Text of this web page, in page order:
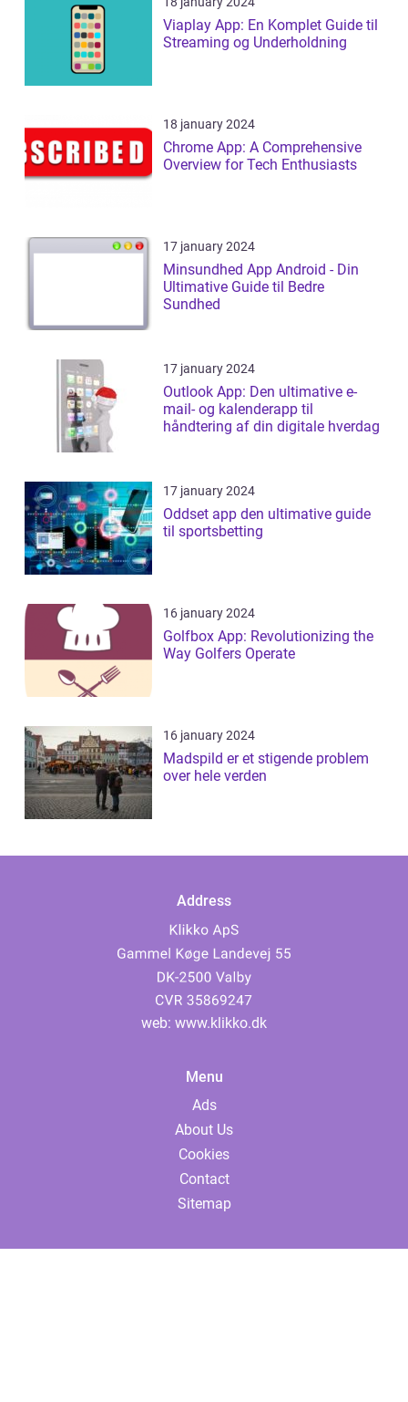
Viaplay App: En Komplet Guide til
Streaming og Underholdning
18 january 2024
Chrome App: A Comprehensive
Overview for Tech Enthusiasts
17 january 2024
Minsundhed App Android - Din
Ultimative Guide til Bedre
Sundhed
17 january 2024
Outlook App: Den ultimative e-
mail- og kalenderapp til
håndtering af din digitale hverdag
17 january 2024
Oddset app den ultimative guide
til sportsbetting
16 january 2024
Golfbox App: Revolutionizing the
Way Golfers Operate
16 january 2024
Madspild er et stigende problem
over hele verden
Address
web: www.klikko.dk
Menu
Ads
About Us
Cookies
Contact
Sitemap